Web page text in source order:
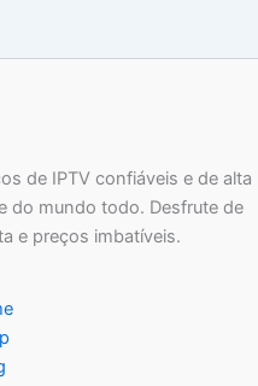
de IPTV confiáveis e de alta
do mundo todo. Desfrute de
e preços imbatíveis.